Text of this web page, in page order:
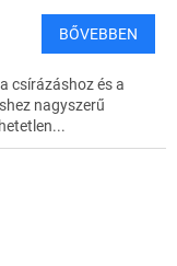
BŐVEBBEN
csírázáshoz és a
nagyszerű